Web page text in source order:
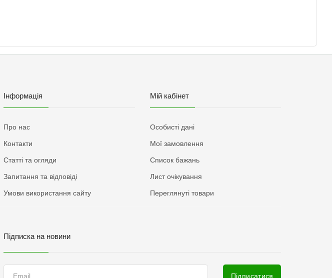
Інформація
Про нас
Контакти
Статті та огляди
Запитання та відповіді
Умови використання сайту
Мій кабінет
Особисті дані
Мої замовлення
Список бажань
Лист очікування
Переглянуті товари
Підписка на новини
Підписатися